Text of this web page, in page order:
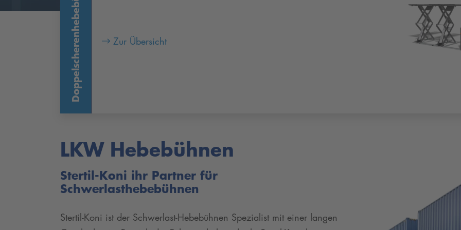
Doppelscherenhebebühne Zur Übersicht
LKW Hebebühnen
Stertil-Koni ihr Partner für
Schwerlasthebebühnen
Stertil-Koni ist der Schwerlast-Hebebühnen Spezialist mit einer langen